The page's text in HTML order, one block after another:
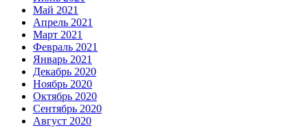
Май 2021
Апрель 2021
Март 2021
Февраль 2021
Январь 2021
Декабрь 2020
Ноябрь 2020
Октябрь 2020
Сентябрь 2020
Август 2020